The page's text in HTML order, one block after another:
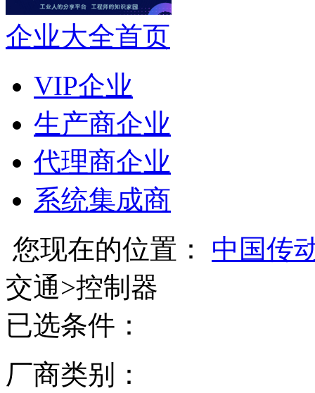
企业大全首页
VIP企业
生产商企业
代理商企业
系统集成商
您现在的位置：
中国传
交通>控制器
已选条件：
厂商类别：